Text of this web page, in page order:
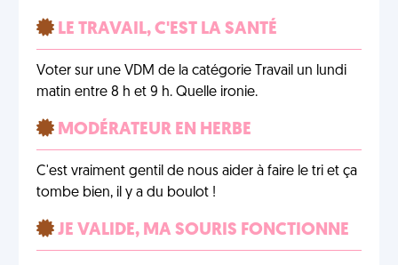
LE TRAVAIL, C'EST LA SANTÉ
Voter sur une VDM de la catégorie Travail un lundi
matin entre 8 h et 9 h. Quelle ironie.
MODÉRATEUR EN HERBE
C'est vraiment gentil de nous aider à faire le tri et ça
tombe bien, il y a du boulot !
JE VALIDE, MA SOURIS FONCTIONNE